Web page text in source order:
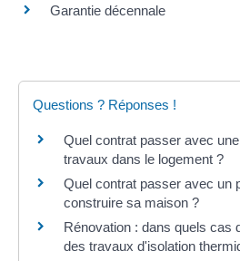
Garantie décennale
Questions ? Réponses !
Quel contrat passer avec
travaux dans le logement ?
Quel contrat passer avec un
construire sa maison ?
Rénovation : dans quels cas
des travaux d'isolation